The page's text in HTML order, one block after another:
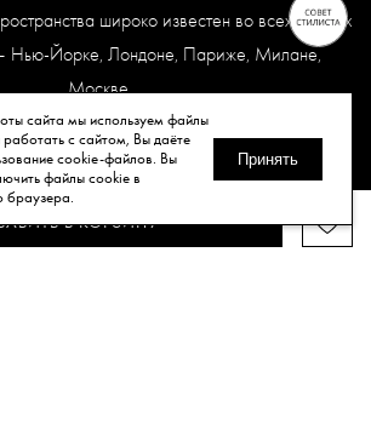
сайта мы используем файлы
с сайтом, Вы даёте
cookie-файлов. Вы
файлы cookie в
браузера.
Принять
В КОРЗИНУ
широко известен во всех модных
Нью-Йорке, Лондоне, Париже, Милане,
Москве.
Карта сайта
права защищены, 2026.